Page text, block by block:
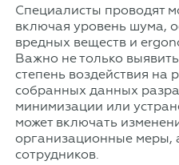
Специалисты проводят
включая уровень шума,
вредных веществ и
Важно не только
степень воздействия на
собранных данных
минимизации или
может включать
организационные меры,
сотрудников.